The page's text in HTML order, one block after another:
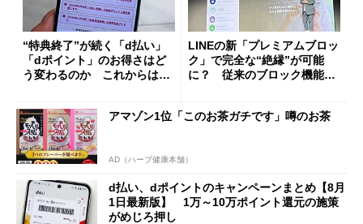
“特典終了”が続く「d払い」
「dポイント」のお得さはど
う変わるのか これからは
LINEの新「プレミアムブロッ
ク」で完全な“絶縁”が可能
に？ 従来のブロック機能と
アマゾン1位「このお茶ガチです」噂のお茶
AD（ハーブ健康本舗）
d払い、dポイントのキャンペーンまとめ【8月
1日最新版】 1万～10万ポイント還元の施策
がめじろ押し